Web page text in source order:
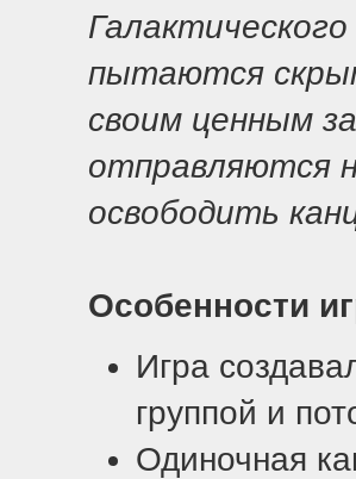
пытаются
своим ценным
отправляются
освободить
Особенности
Игра
группой и
Одиночная